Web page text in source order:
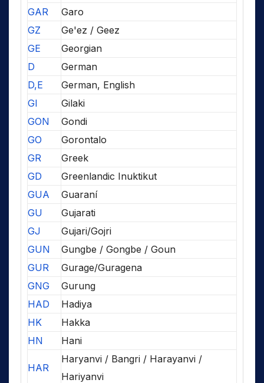
GAR
Garo
GZ
Ge'ez / Geez
GE
Georgian
D
German
D,E
German, English
GI
Gilaki
GON
Gondi
GO
Gorontalo
GR
Greek
GD
Greenlandic Inuktikut
GUA
Guaraní
GU
Gujarati
GJ
Gujari/Gojri
GUN
Gungbe / Gongbe / Goun
GUR
Gurage/Guragena
GNG
Gurung
HAD
Hadiya
HK
Hakka
HN
Hani
HAR
Haryanvi / Bangri / Harayanvi /
Hariyanvi